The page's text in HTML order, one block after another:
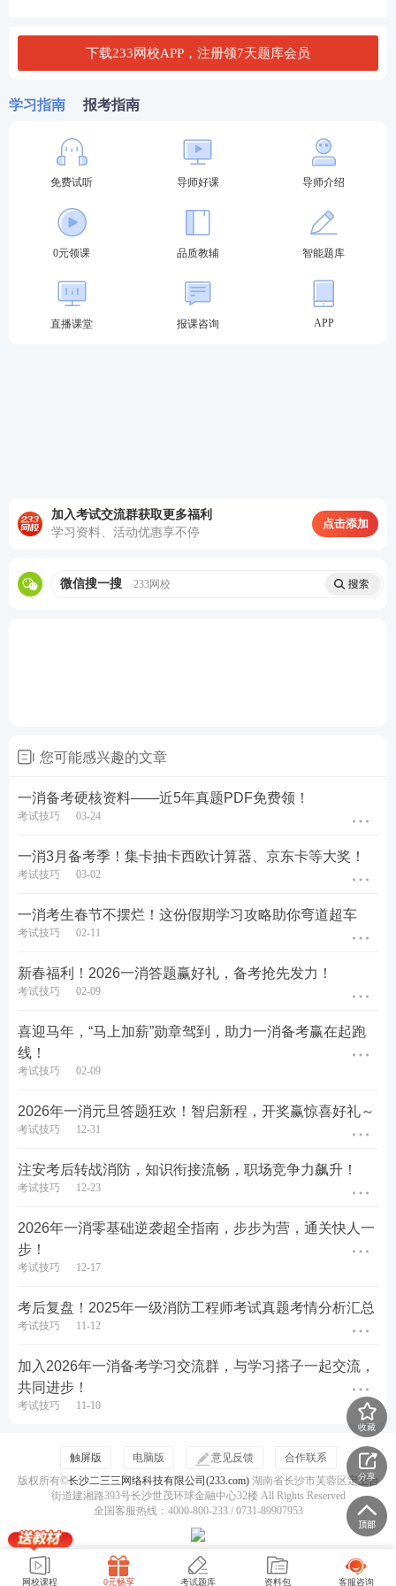
26年一消《综合能力》新课抢学营特色
1、大咖老师主讲，精准突破
26年一消《综合能力》新课由“
黄明峰老师
，生动形象，通俗易懂，重点突出，科学辅导，
3、社群督学，答疑解惑
点，易错点，专业助教老师会在群内为大家答疑解
保持良好的学习氛围！
🎁群服务内容(工作日)：新课学习提醒+每日学习打卡
+课后作业接龙+私教加餐分享+送备考资料
✅上午11点30：群内学习打卡(学习笔记/听课截图)
✅下午3点：课后作业发布+接龙
💖 训练营专享福利！
②连续5天完成学习打卡，奖励《综合能力》近5年
下载233网校APP，注册领7天题库会员
学习指南 报考指南
免费试听 导师好课 导师介绍
0元领课 品质教辅 智能题库
直播课堂 报课咨询 APP
加入考试交流群获取更多福利
学习资料、活动优惠享不停
点击添加
微信搜一搜 233网校
您可能感兴趣的文章
一消备考硬核资料——近5年真题PDF免费领！
考试技巧 03-24
一消3月备考季！集卡抽卡西欧计算器、京东卡等大奖！
考试技巧 03-02
一消考生春节不摆烂！这份假期学习攻略助你弯道超车
考试技巧 02-11
新春福利！2026一消答题赢好礼，备考抢先发力！
考试技巧 02-09
喜迎马年，“马上加薪”勋章驾到，助力一消备考赢在起跑
线！
考试技巧 02-09
2026年一消元旦答题狂欢！智启新程，开奖赢惊喜好礼～
考试技巧 12-31
注安考后转战消防，知识衔接流畅，职场竞争力飙升！
考试技巧 12-23
2026年一消零基础逆袭超全指南，步步为营，通关快人一
步！
考试技巧 12-17
考后复盘！2025年一级消防工程师考试真题考情分析汇总
考试技巧 11-12
加入2026年一消备考学习交流群，与学习搭子一起交流，
共同进步！
考试技巧 11-10
收藏
分享
触屏版 电脑版 意见反馈
合作联系
版权所有©长沙二三三网络科技有限公司(233.com)湖南省长沙市芙蓉区定王台
街道建湘路393号长沙世茂环球金融中心32楼 All Rights Reserved
全国客服热线：4000-800-233 / 0731-89907953
网校课程 0元畅享 考试题库 资料包 客服咨询